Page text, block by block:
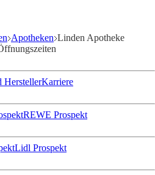
Apotheken Linden Apotheke
HerstellerKarriere
REWE Prospekt
Lidl Prospekt